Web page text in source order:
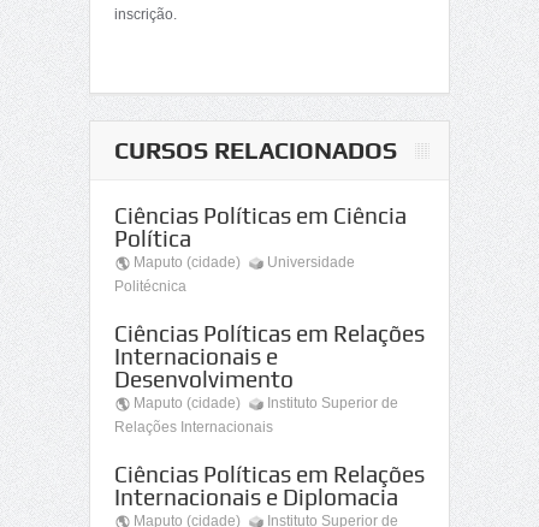
inscrição.
CURSOS RELACIONADOS
Ciências Políticas em Ciência
Política
Maputo (cidade)
Universidade
Politécnica
Ciências Políticas em Relações
Internacionais e
Desenvolvimento
Maputo (cidade)
Instituto Superior de
Relações Internacionais
Ciências Políticas em Relações
Internacionais e Diplomacia
Maputo (cidade)
Instituto Superior de